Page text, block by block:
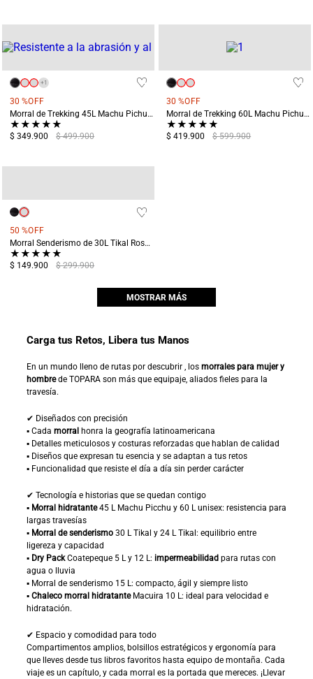
+1
30 %OFF
Morral de Trekking 45L Machu Pichu Negro
★★★★★
$ 349.900 $ 499.900
30 %OFF
Morral de Trekking 60L Machu Pichu Negro
★★★★★
$ 419.900 $ 599.900
50 %OFF
Morral Senderismo de 30L Tikal Rosado
★★★★★
$ 149.900 $ 299.900
MOSTRAR MÁS
Carga tus Retos, Libera tus Manos
En un mundo lleno de rutas por descubrir , los morrales para mujer y
hombrede TOPARA son más que equipaje, aliados fieles para la
travesía.
✔ Diseñados con precisión
▪ Cada morral honra la geografía latinoamericana
▪ Detalles meticulosos y costuras reforzadas que hablan de calidad
▪ Diseños que expresan tu esencia y se adaptan a tus retos
▪ Funcionalidad que resiste el día a día sin perder carácter
✔ Tecnología e historias que se quedan contigo
▪ Morral hidratante45 L Machu Picchu y 60 L unisex: resistencia para
largas travesías
▪ Morral de senderismo 30 L Tikal y 24 L Tikal: equilibrio entre
ligereza y capacidad
▪ Dry PackCoatepeque 5 L y 12 L: impermeabilidad para rutas con
agua o lluvia
▪ Morral de senderismo 15 L: compacto, ágil y siempre listo
▪ Chaleco morral hidratanteMacuira 10 L: ideal para velocidad e
hidratación.
✔ Espacio y comodidad para todo
Compartimentos amplios, bolsillos estratégicos y ergonomía para
que lleves desde tus libros favoritos hasta equipo de montaña. Cada
viaje es un capítulo, y cada morral es la portada que mereces. ¡Llevar